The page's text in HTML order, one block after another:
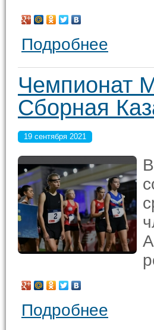
Подробнее
Чемпионат
Сборная
19 сентября 2021
Подробнее